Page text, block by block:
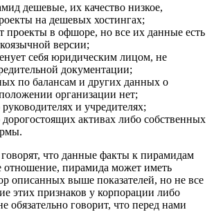
дешевые, их качество низкое,
на дешевых хостингах;
проекты в офшоре, но все их данные есть
версии;
себя юридическим лицом, не
документации;
по балансам и других данных о
организации нет;
и учредителях;
активах либо собственных
что данные факты к пирамидам
отношение, пирамида может иметь
описанных выше показателей, но не все
этих признаков у корпорации либо
обязательно говорит, что перед нами